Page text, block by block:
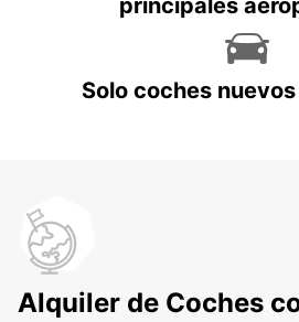
principales
Solo coches
Alquiler de Coches